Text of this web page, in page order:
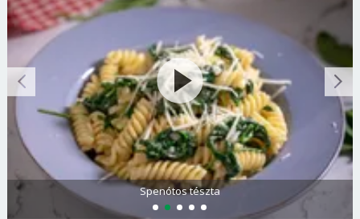
Spenótos tészta